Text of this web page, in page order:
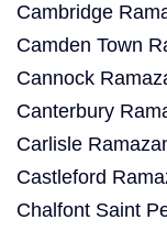
Cambridge
Camden Town
Cannock
Canterbury
Carlisle
Castleford
Chalfont Saint